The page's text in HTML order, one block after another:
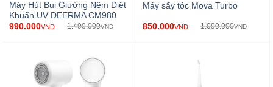
Máy Hút Bụi Giường Nệm Diệt
Khuẩn UV DEERMA CM980
990.000VND 1.490.000VND
Máy sấy tóc Mova Turbo
850.000VND 1.090.000VND